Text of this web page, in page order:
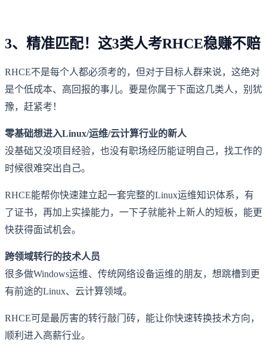
3、精准匹配！这3类人考RHCE稳赚不赔
RHCE不是每个人都必须考的，但对于目标人群来说，这绝对
是个低成本、高回报的事儿。要是你属于下面这几类人，别犹
豫，赶紧考！
零基础想进入Linux/运维/云计算行业的新人
没基础又没项目经验，也没有职场经历能证明自己，找工作的
时候很难突出自己。
RHCE能帮你快速建立起一套完整的Linux运维知识体系，有
了证书，再加上实操能力，一下子就能补上新人的短板，能更
快获得面试机会。
跨领域转行的技术人员
很多做Windows运维、传统网络设备运维的朋友，想跳槽到更
有前途的Linux、云计算领域。
RHCE可是最厉害的转行敲门砖，能让你快速转换技术方向，
顺利进入高薪行业。